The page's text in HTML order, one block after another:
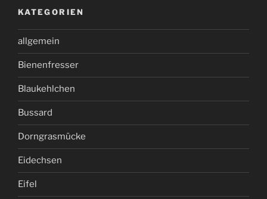
KATEGORIEN
allgemein
Bienenfresser
Blaukehlchen
Bussard
Dorngrasmücke
Eidechsen
Eifel